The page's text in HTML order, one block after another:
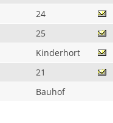
24
25
Kinderhort
21
Bauhof